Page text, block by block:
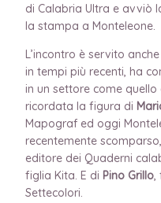
di Calabria Ultra e avviò
la stampa a Monteleone.
L’incontro è servito
in tempi più recenti, ha
in un settore come quello
ricordata la figura di
Mapograf ed oggi
recentemente
editore dei Quaderni
figlia Kita. E di Pino Grillo,
Settecolori.